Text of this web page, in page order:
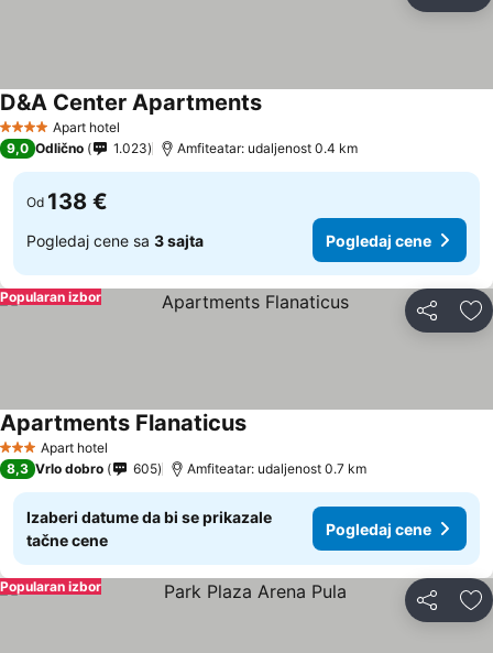
4 ZvezdiceApart hotel
D&A Center Apartments
9,0 Odlično 1.023 Amfiteatar: udaljenost 0.4 km
Od 138 €
Pogledaj cene sa 3 sajta Pogledaj cene
Deli
Popularan izbor
3 ZvezdiceApart hotel
Apartments Flanaticus
8,3 Vrlo dobro 605 Amfiteatar: udaljenost 0.7 km
Izaberi datume da bi se prikazale
tačne cene
Pogledaj cene
Deli
Popularan izbor